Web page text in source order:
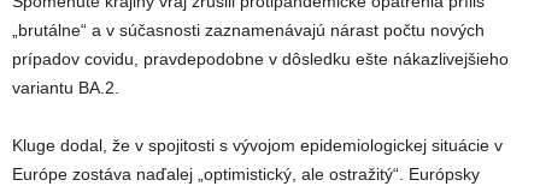
„brutálne“ a v súčasnosti zaznamenávajú nárast počtu nových
prípadov covidu, pravdepodobne v dôsledku ešte nákazlivejšieho
variantu BA.2.
Kluge dodal, že v spojitosti s vývojom epidemiologickej situácie v
Európe zostáva naďalej „optimistický, ale ostražitý“. Európsky